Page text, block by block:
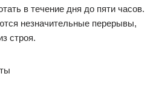
в течение дня до пяти часов.
незначительные перерывы,
строя.